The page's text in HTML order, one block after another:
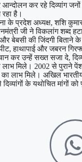
आन्दोलन कर रहे दिव्यांग
है।
के प्रदेश अध्यक्ष, शशि
जी ने विकलांग शब्द
बेबसी की जिंदगी बिताने
हाथापाई और जबरन
कर उन्हें सख्त सजा दे,
लाभ मिले। 2002 से पुराने
लाभ मिले। अखिल
के यथोचित मांगों